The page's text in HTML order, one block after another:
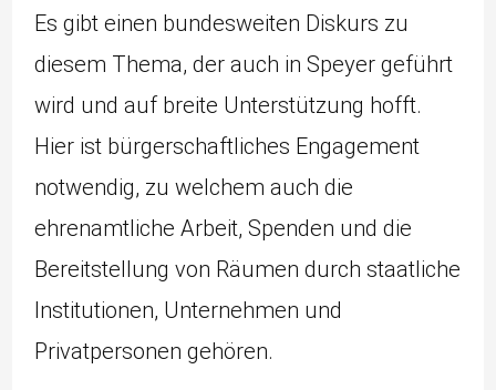
Es gibt einen bundesweiten Diskurs zu
diesem Thema, der auch in Speyer geführt
wird und auf breite Unterstützung hofft.
Hier ist bürgerschaftliches Engagement
notwendig, zu welchem auch die
ehrenamtliche Arbeit, Spenden und die
Bereitstellung von Räumen durch staatliche
Institutionen, Unternehmen und
Privatpersonen gehören.